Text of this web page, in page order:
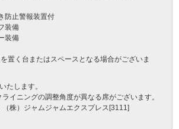
防止警報装置付
装備
装備
置く台またはスペースとなる場合がございま
たします。
イニングの調整角度が異なる席がございます。
株）ジャムジャムエクスプレス[3111]